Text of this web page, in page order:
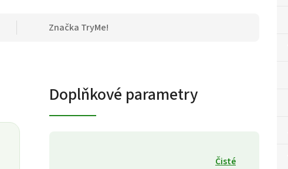
Značka TryMe!
Doplňkové parametry
Čisté